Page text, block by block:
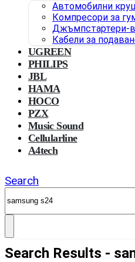
Автомобилни
Компресори за
Джъмпстартери-
Кабели за
UGREEN
PHILIPS
JBL
HAMA
HOCO
PZX
Music Sound
Cellularline
A4tech
Search
Search Results -